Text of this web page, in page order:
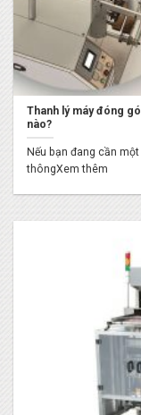
Thanh lý máy đóng
nào?
Nếu bạn đang cần
thôngXem thêm